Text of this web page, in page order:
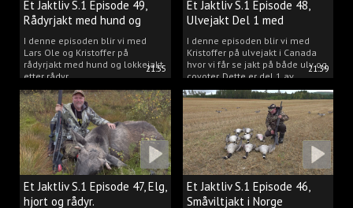
21:55
Et Jaktliv S.1 Episode 49,
Rådyrjakt med hund og
lokkejakt.
I denne episoden blir vi med
Lars Ole og Kristoffer på
rådyrjakt med hund og lokkejakt
etter rådyr.
21:39
Et Jaktliv S.1 Episode 48,
Ulvejakt Del 1 med
Kristoffer Clausen.
I denne episoden blir vi med
Kristoffer på ulvejakt i Canada
hvor vi får se jakt på både ulv og
coyoter. Dette er del 1 av
ulvejakten.
Et Jaktliv S.1 Episode 47, Elg,
hjort og rådyr.
Et Jaktliv S.1 Episode 46,
Småviltjakt i Norge